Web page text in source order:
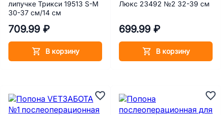
липучке Трикси 19513 S-M
30-37 см/14 см
709.99 ₽
В корзину
Люкс 23492 №2 32-39 см
699.99 ₽
В корзину